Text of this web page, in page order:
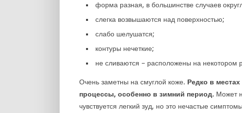
форма разная, в большинстве случаев
слегка возвышаются над поверхностью;
слабо шелушатся;
контуры нечеткие;
не сливаются – расположены на некотором
Очень заметны на смуглой коже. Редко в
процессы, особенно в зимний период. Может
чувствуется легкий зуд, но это нечастые